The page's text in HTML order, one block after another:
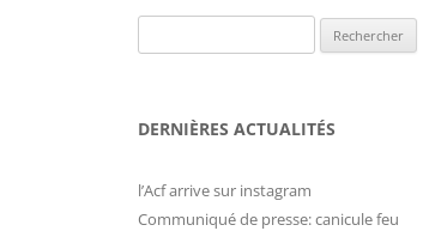
DERNIÈRES ACTUALITÉS
l’Acf arrive sur instagram
Communiqué de presse: canicule feu